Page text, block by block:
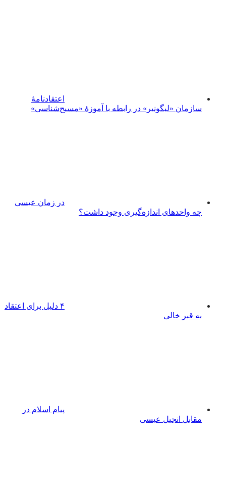
اعتقادنامۀ
سازمان «لیگونیر» در رابطه با آموزۀ «مسیح‌شناسی»
در زمان عیسی
چه واحدهای اندازه‌گیری وجود داشت؟
۴ دلیل برای اعتقاد
به قبر خالی
پیام اسلام در
مقابل انجیل عیسی